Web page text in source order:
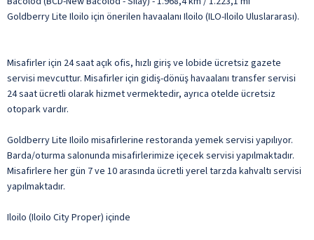
Goldberry Lite Iloilo için önerilen havaalanı Iloilo (ILO-Iloilo Uluslararası).
Misafirler için 24 saat açık ofis, hızlı giriş ve lobide ücretsiz gazete
servisi mevcuttur. Misafirler için gidiş-dönüş havaalanı transfer servisi
24 saat ücretli olarak hizmet vermektedir, ayrıca otelde ücretsiz
otopark vardır.
Goldberry Lite Iloilo misafirlerine restoranda yemek servisi yapılıyor.
Barda/oturma salonunda misafirlerimize içecek servisi yapılmaktadır.
Misafirlere her gün 7 ve 10 arasında ücretli yerel tarzda kahvaltı servisi
yapılmaktadır.
Iloilo (Iloilo City Proper) içinde